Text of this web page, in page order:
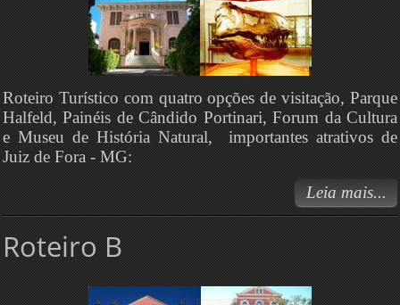
Roteiro Turístico com quatro opções de visitação, Parque
Halfeld, Painéis de Cândido Portinari, Forum da Cultura
e Museu de História Natural, importantes atrativos de
Juiz de Fora - MG:
Leia mais...
Roteiro B